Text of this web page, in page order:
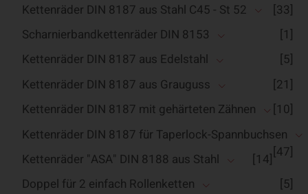
Kettenräder DIN 8187 aus Stahl C45 - St 52
[33]
Scharnierbandkettenräder DIN 8153
[1]
Kettenräder DIN 8187 aus Edelstahl
[5]
Kettenräder DIN 8187 aus Grauguss
[21]
Kettenräder DIN 8187 mit gehärteten Zähnen
[10]
Kettenräder DIN 8187 für Taperlock-Spannbuchsen
[47]
Kettenräder "ASA" DIN 8188 aus Stahl
[14]
Doppel für 2 einfach Rollenketten
[5]